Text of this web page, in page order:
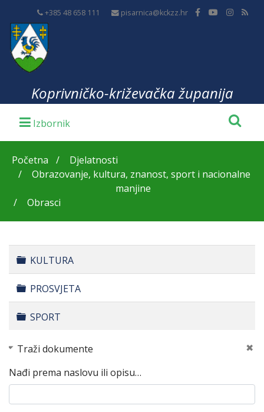
+385 48 658 111 pisarnica@kckzz.hr
Koprivničko-križevačka županija
Početna
Djelatnosti
Obrazovanje, kultura, znanost, sport i nacionalne
manjine
Obrasci
Folder
KULTURA
Folder
PROSVJETA
Folder
SPORT
Traži dokumente
Nađi prema naslovu ili opisu…